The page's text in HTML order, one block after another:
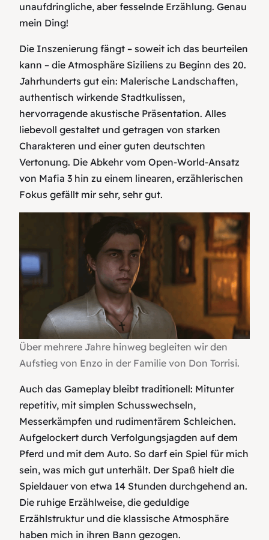
unaufdringliche, aber fesselnde Erzählung. Genau
mein Ding!
Die Inszenierung fängt – soweit ich das beurteilen
kann – die Atmosphäre Siziliens zu Beginn des 20.
Jahrhunderts gut ein: Malerische Landschaften,
authentisch wirkende Stadtkulissen,
hervorragende akustische Präsentation. Alles
liebevoll gestaltet und getragen von starken
Charakteren und einer guten deutschten
Vertonung. Die Abkehr vom Open‑World‑Ansatz
von Mafia 3 hin zu einem linearen, erzählerischen
Fokus gefällt mir sehr, sehr gut.
Über mehrere Jahre hinweg begleiten wir den
Aufstieg von Enzo in der Familie von Don Torrisi.
Auch das Gameplay bleibt traditionell: Mitunter
repetitiv, mit simplen Schusswechseln,
Messerkämpfen und rudimentärem Schleichen.
Aufgelockert durch Verfolgungsjagden auf dem
Pferd und mit dem Auto. So darf ein Spiel für mich
sein, was mich gut unterhält. Der Spaß hielt die
Spieldauer von etwa 14 Stunden durchgehend an.
Die ruhige Erzählweise, die geduldige
Erzählstruktur und die klassische Atmosphäre
haben mich in ihren Bann gezogen.